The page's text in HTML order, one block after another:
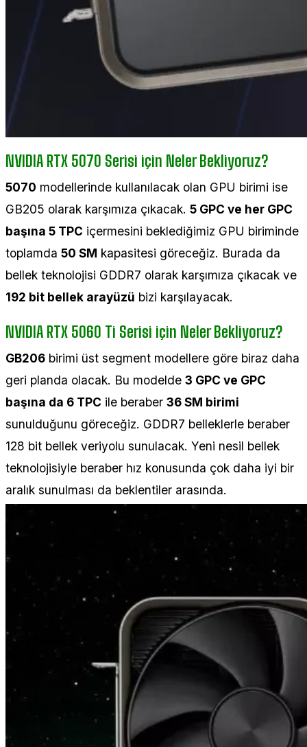
NVIDIA RTX 5070 Serisi için Neler Bekliyoruz?
5070 modellerinde kullanılacak olan GPU birimi ise
GB205 olarak karşımıza çıkacak. 5 GPC ve her GPC
başına 5 TPC içermesini beklediğimiz GPU biriminde
toplamda 50 SM kapasitesi göreceğiz. Burada da
bellek teknolojisi GDDR7 olarak karşımıza çıkacak ve
192 bit bellek arayüzü bizi karşılayacak.
NVIDIA RTX 5060 Ti Serisi için Neler Bekliyoruz?
GB206 birimi üst segment modellere göre biraz daha
geri planda olacak. Bu modelde 3 GPC ve GPC
başına da 6 TPC ile beraber 36 SM birimi
sunulduğunu göreceğiz. GDDR7 belleklerle beraber
128 bit bellek veriyolu sunulacak. Yeni nesil bellek
teknolojisiyle beraber hız konusunda çok daha iyi bir
aralık sunulması da beklentiler arasında.